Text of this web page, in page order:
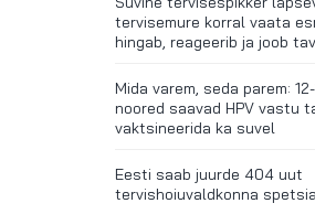
tervisemure korral vaata
hingab, reageerib ja joob
Mida varem, seda parem:
noored saavad HPV vastu
vaktsineerida ka suvel
Eesti saab juurde 404 uut
tervishoiuvaldkonna